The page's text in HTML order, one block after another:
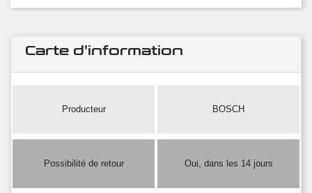
Carte d'information
Producteur BOSCH
Possibilité de retour Oui, dans les 14 jours